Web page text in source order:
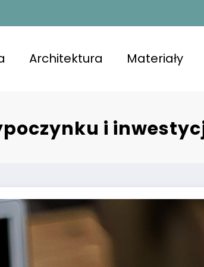
uporządkowanymi
Architektura Materiały
i